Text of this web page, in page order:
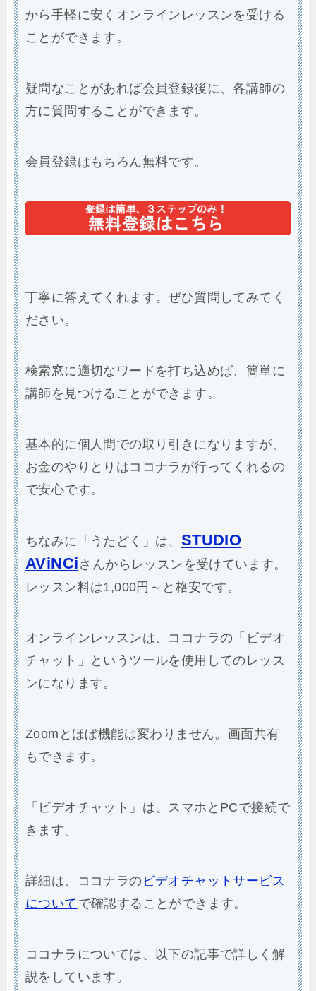
から手軽に安くオンラインレッスンを受ける
ことができます。
疑問なことがあれば会員登録後に、各講師の
方に質問することができます。
会員登録はもちろん無料です。
丁寧に答えてくれます。ぜひ質問してみてく
ださい。
検索窓に適切なワードを打ち込めば、簡単に
講師を見つけることができます。
基本的に個人間での取り引きになりますが、
お金のやりとりはココナラが行ってくれるの
で安心です。
ちなみに「うたどく」は、 STUDIO
AViNCi さんからレッスンを受けています。
レッスン料は1,000円～と格安です。
オンラインレッスンは、ココナラの「ビデオ
チャット」というツールを使用してのレッス
ンになります。
Zoomとほぼ機能は変わりません。画面共有
もできます。
「ビデオチャット」は、スマホとPCで接続で
きます。
詳細は、ココナラの ビデオチャットサービス
について で確認することができます。
ココナラについては、以下の記事で詳しく解
説をしています。